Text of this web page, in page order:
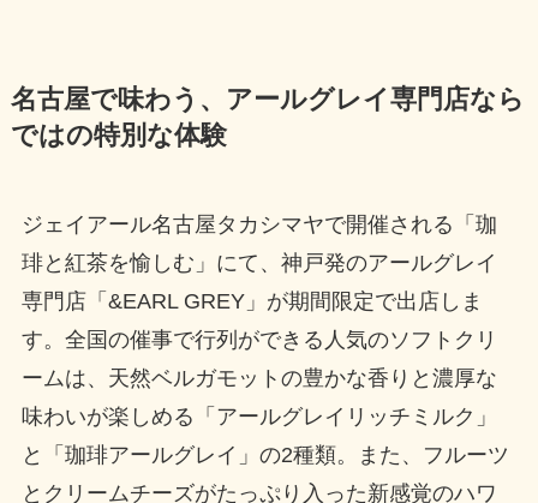
名古屋で味わう、アールグレイ専門店なら
ではの特別な体験
ジェイアール名古屋タカシマヤで開催される「珈
琲と紅茶を愉しむ」にて、神戸発のアールグレイ
専門店「&EARL GREY」が期間限定で出店しま
す。全国の催事で行列ができる人気のソフトクリ
ームは、天然ベルガモットの豊かな香りと濃厚な
味わいが楽しめる「アールグレイリッチミルク」
と「珈琲アールグレイ」の2種類。また、フルーツ
とクリームチーズがたっぷり入った新感覚のハワ